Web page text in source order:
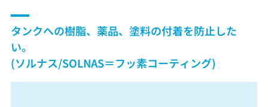
タンクへの樹脂、薬品、塗料の付着を防止した
い。
(ソルナス/SOLNAS＝フッ素コーティング)